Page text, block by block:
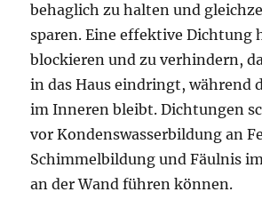
behaglich zu halten und
sparen. Eine effektive Dichtung
blockieren und zu verhindern,
in das Haus eindringt, während
im Inneren bleibt. Dichtungen
vor Kondenswasserbildung an
Schimmelbildung und Fäulnis
an der Wand führen können.